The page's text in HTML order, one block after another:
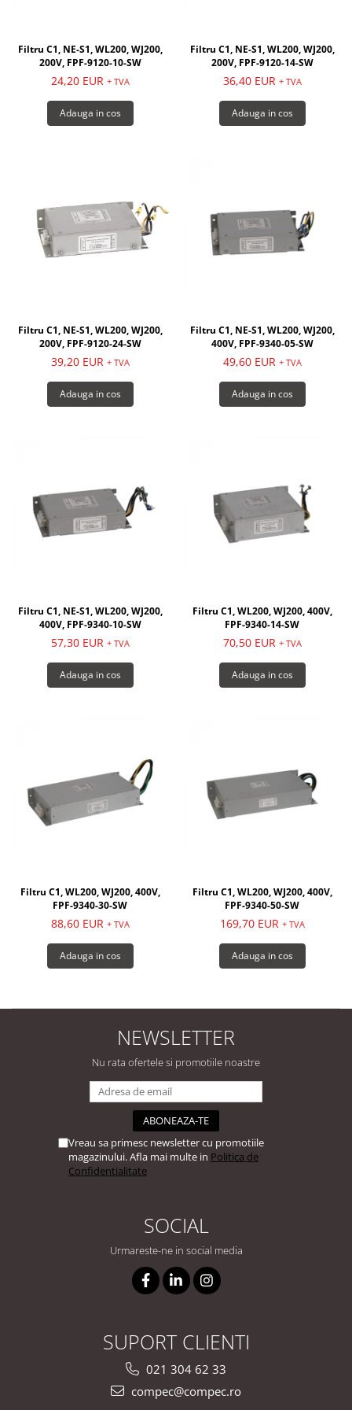
Filtru C1, NE-S1, WL200, WJ200,
200V, FPF-9120-10-SW
24,20 EUR + TVA
Adauga in cos
Filtru C1, NE-S1, WL200, WJ200,
200V, FPF-9120-14-SW
36,40 EUR + TVA
Adauga in cos
Filtru C1, NE-S1, WL200, WJ200,
200V, FPF-9120-24-SW
39,20 EUR + TVA
Adauga in cos
Filtru C1, NE-S1, WL200, WJ200,
400V, FPF-9340-05-SW
49,60 EUR + TVA
Adauga in cos
Filtru C1, NE-S1, WL200, WJ200,
400V, FPF-9340-10-SW
57,30 EUR + TVA
Adauga in cos
Filtru C1, WL200, WJ200, 400V,
FPF-9340-14-SW
70,50 EUR + TVA
Adauga in cos
Filtru C1, WL200, WJ200, 400V,
FPF-9340-30-SW
88,60 EUR + TVA
Adauga in cos
Filtru C1, WL200, WJ200, 400V,
FPF-9340-50-SW
169,70 EUR + TVA
Adauga in cos
NEWSLETTER
Nu rata ofertele si promotiile noastre
Vreau sa primesc newsletter cu promotiile
magazinului. Afla mai multe in Politica de
Confidentialitate
SOCIAL
Urmareste-ne in social media
SUPORT CLIENTI
021 304 62 33
compec@compec.ro